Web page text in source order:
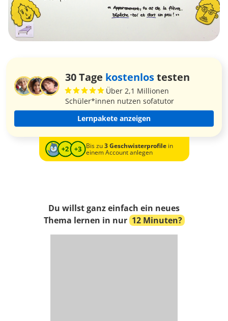
30 Tage kostenlostesten
Über 2,1 Millionen
Schüler*innen nutzen sofatutor
Lernpakete anzeigen
Bis zu3 Geschwisterprofilein
einem Account anlegen
Du willst ganz einfach ein neues
Thema lernen in nur 12 Minuten?